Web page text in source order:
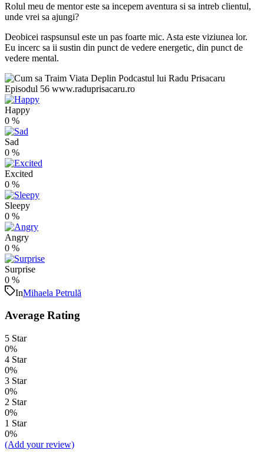
Rolul meu de mentor este sa incepem aventura si sa intreb clientul,
unde vrei sa ajungi?
Deobicei raspsunsul este un pas foarte mic. Asta este viziunea lor.
Eu incerc sa ii sustin din punct de vedere energetic, din punct de
vedere mental.
Happy
0 %
Sad
0 %
Excited
0 %
Sleepy
0 %
Angry
0 %
Surprise
0 %
InMihaela Petrulă
Average Rating
5 Star
0%
4 Star
0%
3 Star
0%
2 Star
0%
1 Star
0%
(Add your review)